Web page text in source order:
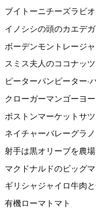
ブイトーニチーズラビオ
イノシシの頭のカエデ
ボーデンモントレージ
スミス夫人のココナッ
ピーターパンピーター·
クローガーマンゴーヨ
ボストンマーケットサ
ネイチャーバレーグラ
射手は黒オリーブを農場
マクドナルドのビッグ
ギリシャジャイロ牛肉
有機ローマトマト